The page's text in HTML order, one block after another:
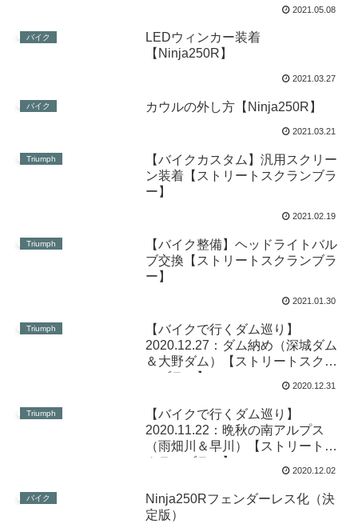
2021.05.08
バイク
LEDウィンカー装着
【Ninja250R】
2021.03.27
バイク カウルの外し方【Ninja250R】
2021.03.21
Triumph
【バイクカスタム】汎用スクリー
ン装着【ストリートスクランブラ
ー】
2021.02.19
Triumph
【バイク整備】ヘッドライトバル
ブ交換【ストリートスクランブラ
ー】
2021.01.30
Triumph
【バイクで行くダム巡り】
2020.12.27：ダム納め（深城ダム
＆大野ダム）【ストリートスクラ
ンブラー】
2020.12.31
Triumph
【バイクで行くダム巡り】
2020.11.22：晩秋の南アルプス
（雨畑川＆早川）【ストリートス
クランブラー】
2020.12.02
バイク
Ninja250Rフェンダーレス化（決
定版）